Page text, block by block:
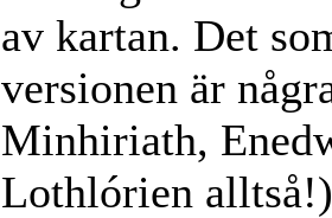
av kartan. Det
versionen är
Minhiriath,
Lothlórien